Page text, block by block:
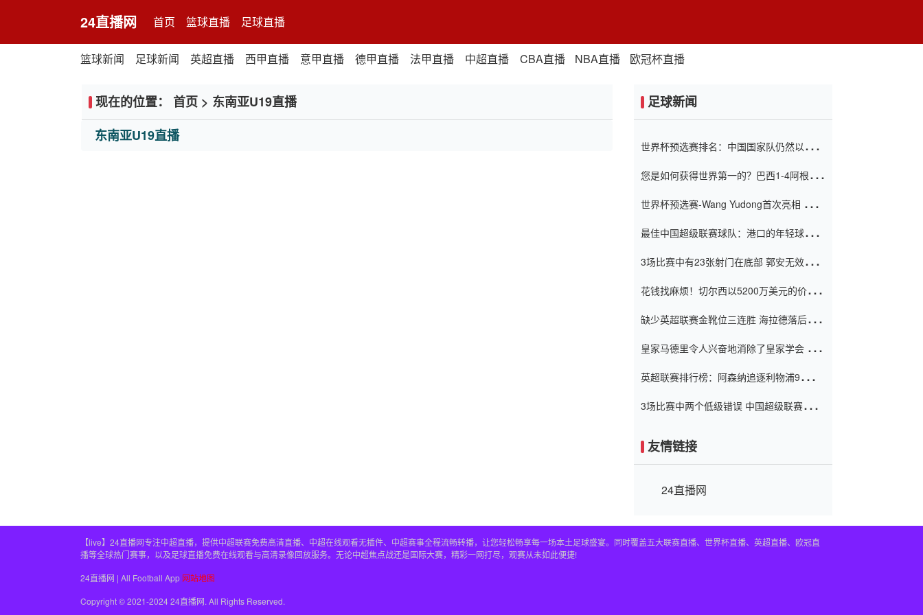
24直播网 首页 篮球直播 足球直播
篮球新闻 足球新闻 英超直播 西甲直播 意甲直播 德甲直播 法甲直播 中超直播 CBA直播 NBA直播 欧冠杯直播
现在的位置： 首页 > 东南亚U19直播
东南亚U19直播
足球新闻
世界杯预选赛排名：中国国家队仍然以6分
您是如何获得世界第一的？巴西1-4阿根
世界杯预选赛-Wang Yudong首次亮相 中国
最佳中国超级联赛球队：港口的年轻球员在
（Taishan）
3场比赛中有23张射门在底部 郭安无效传球
花钱找麻烦！切尔西以5200万美元的价格
窗口
缺少英超联赛金靴位三连胜 海拉德落后6球
皇家马德里令人兴奋地消除了皇家学会 安
英超联赛排行榜：阿森纳追逐利物浦9分 曼
3场比赛中两个低级错误 中国超级联赛的前
友情链接
24直播网
【live】24直播网专注中超直播，提供中超联赛免费高清直播、中超在线观看无插件、中超赛事全程流畅转播，让您轻松畅享每一场本土足球盛宴。同时覆盖五大联赛直播、世界杯直播、英超直播、欧冠直
播等全球热门赛事，以及足球直播免费在线观看与高清录像回放服务。无论中超焦点战还是国际大赛，精彩一网打尽，观赛从未如此便捷!
24直播网 | All Football App 网站地图
Copyright © 2021-2024 24直播网. All Rights Reserved.